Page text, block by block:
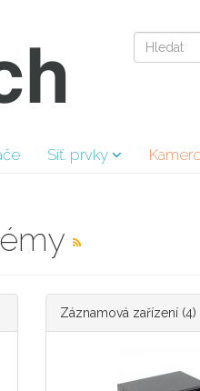
Síť. prvky
Záznamová zařízení(4)